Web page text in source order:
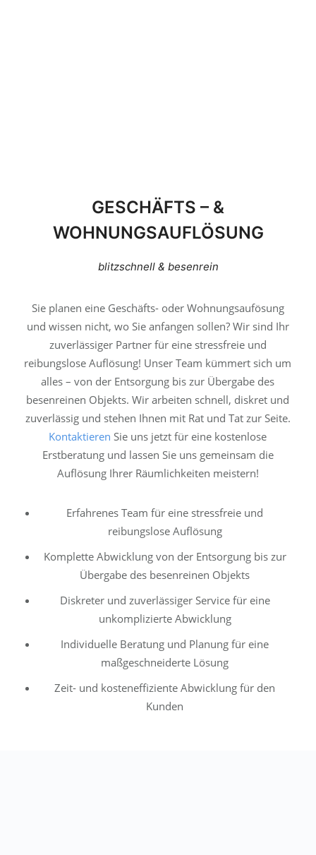
GESCHÄFTS – &
WOHNUNGSAUFLÖSUNG
blitzschnell & besenrein
Sie planen eine Geschäfts- oder Wohnungsaufösung
und wissen nicht, wo Sie anfangen sollen? Wir sind Ihr
zuverlässiger Partner für eine stressfreie und
reibungslose Auflösung! Unser Team kümmert sich um
alles – von der Entsorgung bis zur Übergabe des
besenreinen Objekts. Wir arbeiten schnell, diskret und
zuverlässig und stehen Ihnen mit Rat und Tat zur Seite.
Kontaktieren Sie uns jetzt für eine kostenlose
Erstberatung und lassen Sie uns gemeinsam die
Auflösung Ihrer Räumlichkeiten meistern!
Erfahrenes Team für eine stressfreie und
reibungslose Auflösung
Komplette Abwicklung von der Entsorgung bis zur
Übergabe des besenreinen Objekts
Diskreter und zuverlässiger Service für eine
unkomplizierte Abwicklung
Individuelle Beratung und Planung für eine
maßgeschneiderte Lösung
Zeit- und kosteneffiziente Abwicklung für den
Kunden